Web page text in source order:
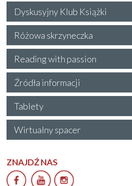
Dyskusyjny Klub Książki
Różowa skrzyneczka
Reading with passion
Źródła informacji
Tablety
Wirtualny spacer
ZNAJDŹ NAS